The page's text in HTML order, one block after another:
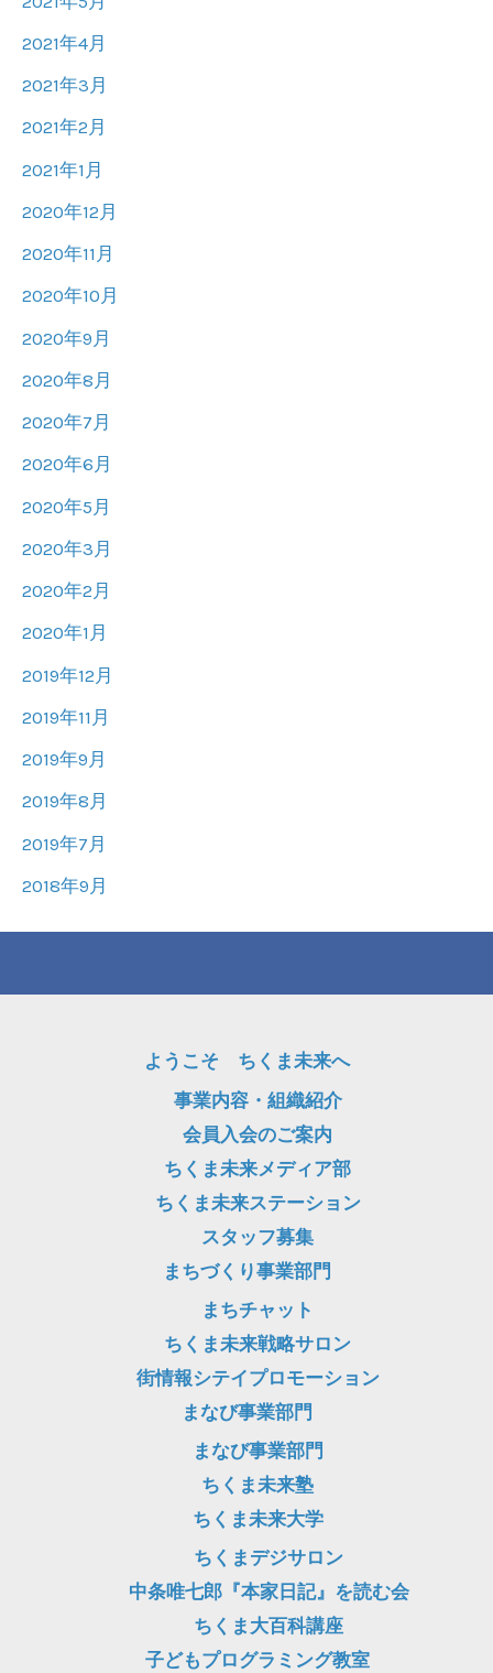
2021年4月
2021年3月
2021年2月
2021年1月
2020年12月
2020年11月
2020年10月
2020年9月
2020年8月
2020年7月
2020年6月
2020年5月
2020年3月
2020年2月
2020年1月
2019年12月
2019年11月
2019年9月
2019年8月
2019年7月
2018年9月
ようこそ ちくま未来へ
事業内容・組織紹介
会員入会のご案内
ちくま未来メディア部
ちくま未来ステーション
スタッフ募集
まちづくり事業部門
まちチャット
ちくま未来戦略サロン
街情報シテイプロモーション
まなび事業部門
まなび事業部門
ちくま未来塾
ちくま未来大学
ちくまデジサロン
中条唯七郎『本家日記』を読む会
ちくま大百科講座
子どもプログラミング教室